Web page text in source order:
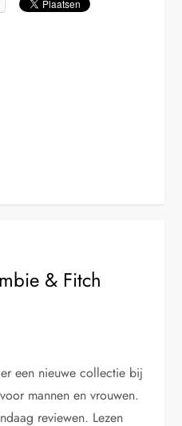
& Fitch
een nieuwe collectie bij
mannen en vrouwen.
reviewen. Lezen